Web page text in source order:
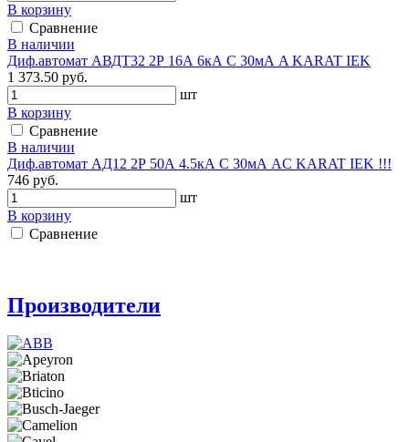
В корзину
Сравнение
В наличии
Диф.автомат АВДТ32 2Р 16А 6кА С 30мА A KARAT IEK
1 373.50 руб.
шт
В корзину
Сравнение
В наличии
Диф.автомат АД12 2Р 50А 4.5кА C 30мА AC KARAT IEK !!!
746 руб.
шт
В корзину
Сравнение
Производители